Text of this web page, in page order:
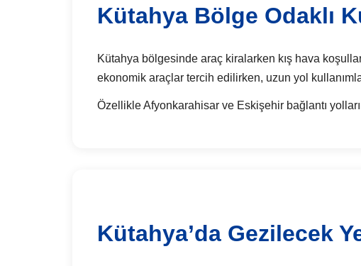
Kütahya Bölge Odaklı
Kütahya bölgesinde araç kiralarken kış hava
ekonomik araçlar tercih edilirken, uzun yol
Özellikle Afyonkarahisar ve Eskişehir bağlantı
Kütahya’da Gezilecek